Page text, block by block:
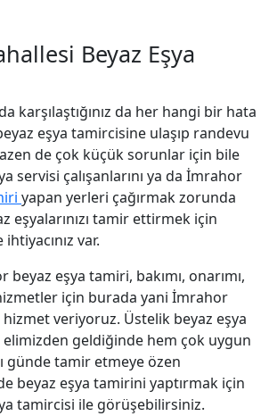
Beyaz Eşya
karşılaştığınız da her hangi bir hata
eşya tamircisine ulaşıp randevu
de çok küçük sorunlar için bile
servisi çalışanlarını ya da İmrahor
yapan yerleri çağırmak zorunda
eşyalarınızı tamir ettirmek için
var.
eşya tamiri, bakımı, onarımı,
için burada yani İmrahor
veriyoruz. Üstelik beyaz eşya
geldiğinde hem çok uygun
günde tamir etmeye özen
beyaz eşya tamirini yaptırmak için
tamircisi ile görüşebilirsiniz.